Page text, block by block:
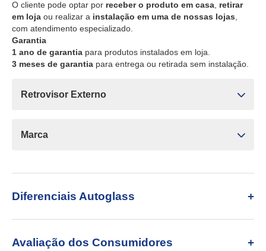
O cliente pode optar por receber o produto em casa retirar
em loja ou realizar a instalação em uma de nossas lojas
com atendimento especializado.
Garantia
1 ano de garantia para produtos instalados em loja.
3 meses de garantia para entrega ou retirada sem instalação.
Retrovisor Externo
Marca
Diferenciais Autoglass
Avaliação dos Consumidores